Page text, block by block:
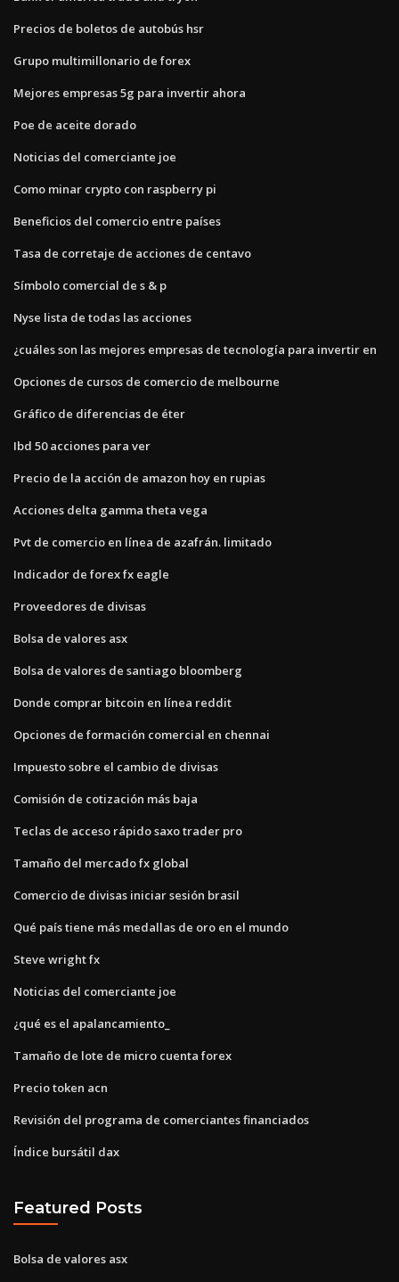
Precios de boletos de autobús hsr
Grupo multimillonario de forex
Mejores empresas 5g para invertir ahora
Poe de aceite dorado
Noticias del comerciante joe
Como minar crypto con raspberry pi
Beneficios del comercio entre países
Tasa de corretaje de acciones de centavo
Símbolo comercial de s & p
Nyse lista de todas las acciones
¿cuáles son las mejores empresas de tecnología para invertir en
Opciones de cursos de comercio de melbourne
Gráfico de diferencias de éter
Ibd 50 acciones para ver
Precio de la acción de amazon hoy en rupias
Acciones delta gamma theta vega
Pvt de comercio en línea de azafrán. limitado
Indicador de forex fx eagle
Proveedores de divisas
Bolsa de valores asx
Bolsa de valores de santiago bloomberg
Donde comprar bitcoin en línea reddit
Opciones de formación comercial en chennai
Impuesto sobre el cambio de divisas
Comisión de cotización más baja
Teclas de acceso rápido saxo trader pro
Tamaño del mercado fx global
Comercio de divisas iniciar sesión brasil
Qué país tiene más medallas de oro en el mundo
Steve wright fx
Noticias del comerciante joe
¿qué es el apalancamiento_
Tamaño de lote de micro cuenta forex
Precio token acn
Revisión del programa de comerciantes financiados
Índice bursátil dax
Featured Posts
Bolsa de valores asx